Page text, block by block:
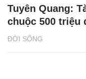
ĐỜI SỐNG
Tuyên Quang:
chuộc 500 triệu